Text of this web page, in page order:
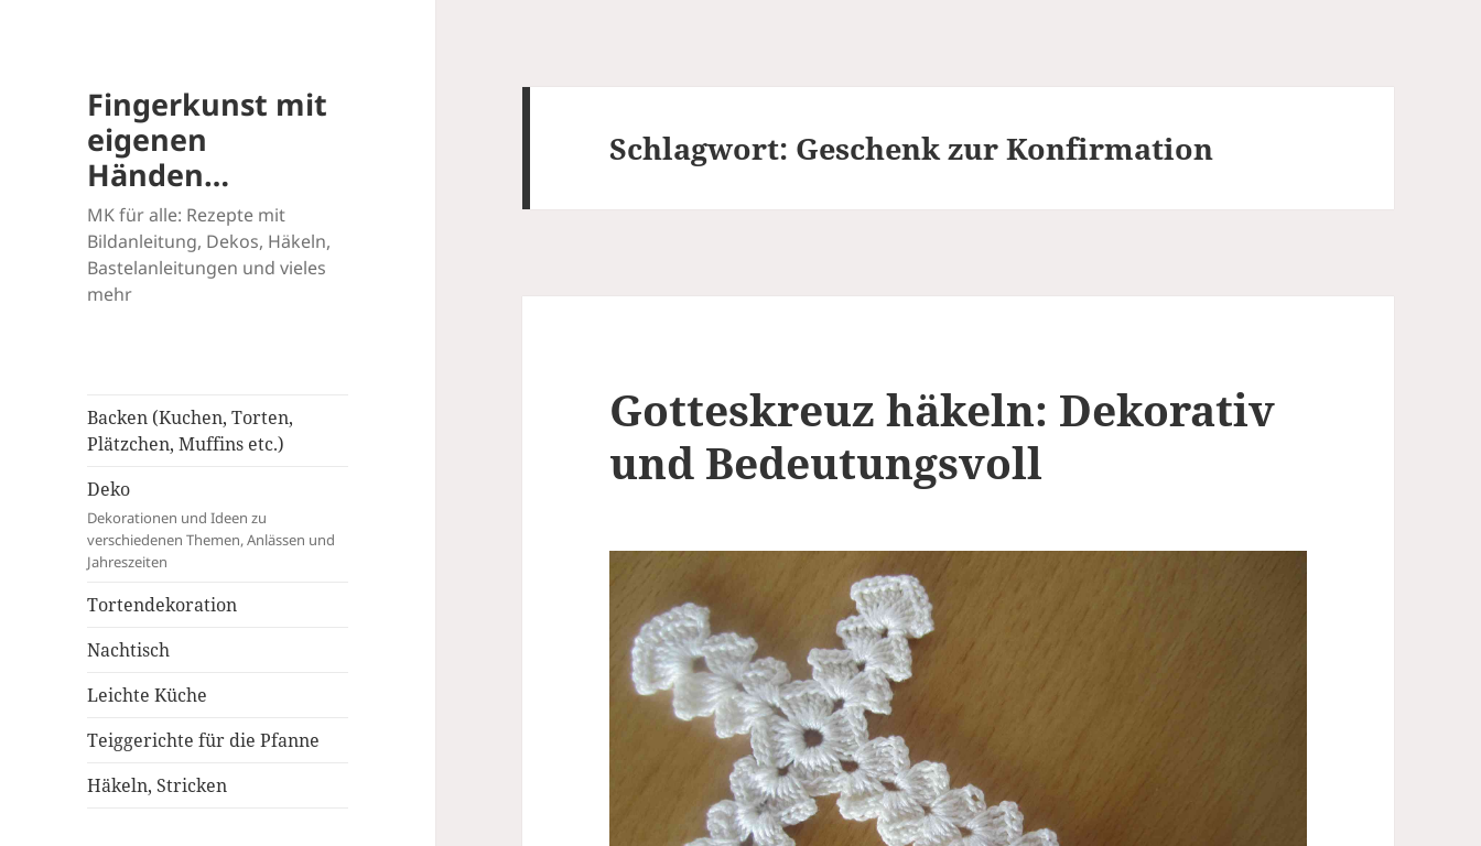
Fingerkunst mit
eigenen
Händen…
MK für alle: Rezepte mit
Bildanleitung, Dekos, Häkeln,
Bastelanleitungen und vieles
mehr
Backen (Kuchen, Torten,
Plätzchen, Muffins etc.)
Deko
Dekorationen und Ideen zu
verschiedenen Themen, Anlässen und
Jahreszeiten
Tortendekoration
Nachtisch
Leichte Küche
Teiggerichte für die Pfanne
Häkeln, Stricken
Schlagwort: Geschenk zur Konfirmation
Gotteskreuz häkeln: Dekorativ
und Bedeutungsvoll